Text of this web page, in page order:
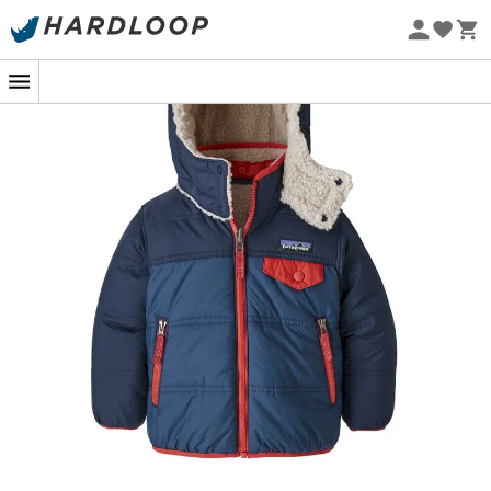
Øko-fremstillet
Om morgenen, når temperaturerne nærmer sig det
kolde nord, bliver Baby Reversible Tribbles Hoody
Patagonia
din bedste allierede til at holde baby
Designet til at modstå vejrets luner, er denne
vendbare
lige så hyggelig som en kærlig omfavnelse og
kan nemt vendes for dobbelt stil og øget beskyttelse.